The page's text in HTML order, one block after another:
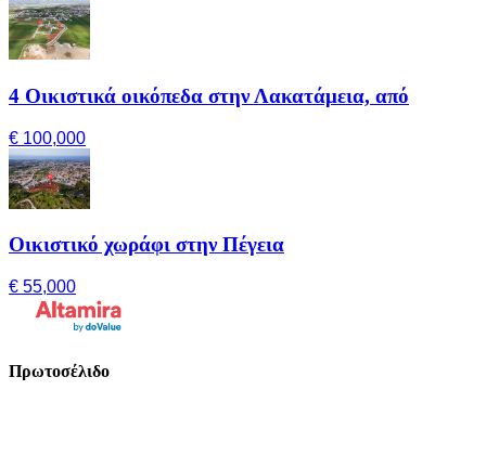
4 Οικιστικά οικόπεδα στην Λακατάμεια, από
€ 100,000
Οικιστικό χωράφι στην Πέγεια
€ 55,000
Πρωτοσέλιδο